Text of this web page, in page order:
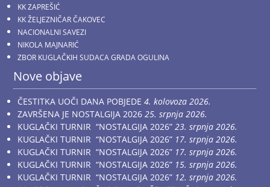
KK ZAPREŠIĆ
KK ŽELJEZNIČAR ČAKOVEC
NACIONALNI SAVEZI
NIKOLA MAJNARIĆ
ZBOR KUGLAČKIH SUDACA GRADA OGULINA
Nove objave
ČESTITKA UOČI DANA POBJEDE 4. kolovoza 2026.
ZAVRŠENA JE NOSTALGIJA 2026 25. srpnja 2026.
KUGLAČKI TURNIR “NOSTALGIJA 2026” 23. srpnja 2026.
KUGLAČKI TURNIR “NOSTALGIJA 2026” 17. srpnja 2026.
KUGLAČKI TURNIR “NOSTALGIJA 2026” 17. srpnja 2026.
KUGLAČKI TURNIR “NOSTALGIJA 2026” 15. srpnja 2026.
KUGLAČKI TURNIR “NOSTALGIJA 2026” 12. srpnja 2026.